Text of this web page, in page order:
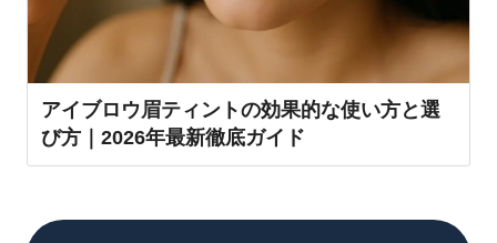
アイブロウ眉ティントの効果的な使い方と選
び方｜2026年最新徹底ガイド